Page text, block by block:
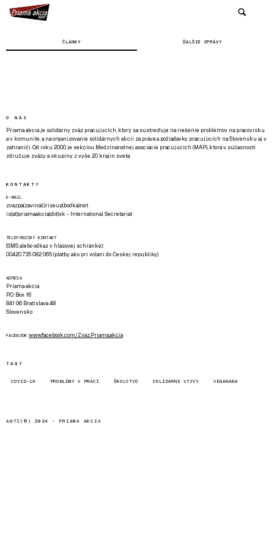
ČLÁNKY ĎALŠIE SPRÁVY
O NÁS
Priama akcia je solidárny zväz pracujúcich, ktorý sa sústreďuje na riešenie problémov na pracovisku
a v komunite, a na organizovanie solidárnych akcií za práva a požiadavky pracujúcich na Slovensku aj v
zahraničí. Od roku 2000 je sekciou Medzinárodnej asociácie pracujúcich (MAP), ktorá v súčasnosti
združuje zväzy a skupiny z vyše 20 krajín sveta.
KONTAKTY
E-MAIL
zvazpa(zavináč)riseup(bodka)net
is(at)priamaakcia(dot)sk - International Secretariat
TELEFONICKÝ KONTAKT
(SMS alebo odkaz v hlasovej schránke):
00420 735 082 065 (platby ako pri volaní do Českej republiky)
ADRESA
Priama akcia
P.O. Box 16
841 06 Bratislava 48
Slovensko
FACEBOOK www.facebook.com/Zvaz.Priama.akcia
TAGY
COVID-19 PROBLÉMY V PRÁCI ŠKOLSTVO SOLIDÁRNE VÝZVY VEGANANA
ANTI(©) 2024 - PRIAMA AKCIA